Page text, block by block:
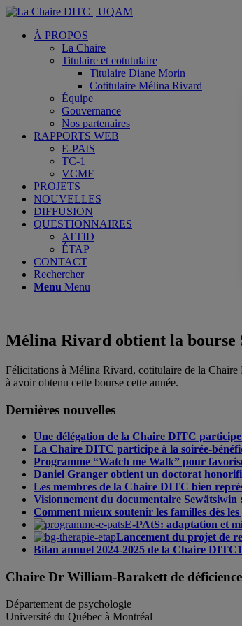
À PROPOS
La Chaire
Titulaire et cotutulaire
Titulaire Diane Morin
Cotitulaire Mélina Rivard
Équipe
Gouvernance
Nos partenaires
RAPPORTS WEB
E-PAtS
TC-1
VCMF
PROJETS
NOUVELLES
DIFFUSION
QUESTIONNAIRES
ATTID
ÉTAP
CONTACT
Rechercher
Menu Menu
Mélina Rivard obtient la bourse
Félicitations à Mélina Rivard, cotitulaire de la Chaire
à avoir obtenu cette bourse cette année.
Dernières nouvelles
Une délégation de la Chaire DITC
La Chaire DITC participe à la soirée-
Programme “Watch me Walk” pour
Daniel Granger obtient un doctorat
Les membres de la Chaire DITC bien
Visionnement du documentaire Sewätsiwin
Comment mieux soutenir les familles dès
E-PAtS: adaptation et
Lancement du projet de
Bilan annuel 2024-2025 de la Chaire DITC
Chaire Dr William-Barakett de
Département de psychologie
Université du Québec à Montréal